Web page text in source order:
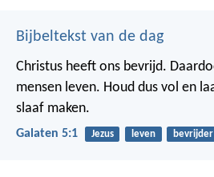
Bijbeltekst van de dag
Christus heeft ons bevrijd.
mensen leven. Houd dus vol en
slaaf maken.
Galaten 5:1 Jezus leven bevrijder